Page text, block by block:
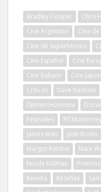
Bradley Cooper Chris
Cine Argentino
Cine
Cine de Superhéroes
Cine Español
Cine
Cine Italiano
Cine
Críticas
Dave Bautista
Djimon Hounsou
Festivales
FICMonterrey
James Wan
Josh Brolin
Margot Robbie
Mark
Nicole Kidman
Premios
Reseña
Reseñas